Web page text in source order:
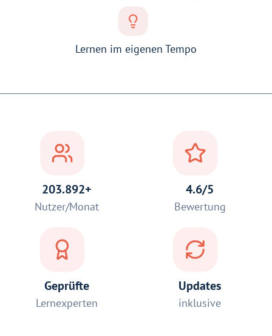
Lernen im eigenen Tempo
203.892+
Nutzer/Monat
4.6/5
Bewertung
Geprüfte
Lernexperten
Updates
inklusive